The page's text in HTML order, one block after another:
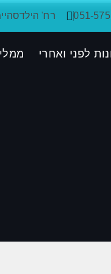
051- רח' הילדסהיימר 38, ת"א,
לפני ואחרי